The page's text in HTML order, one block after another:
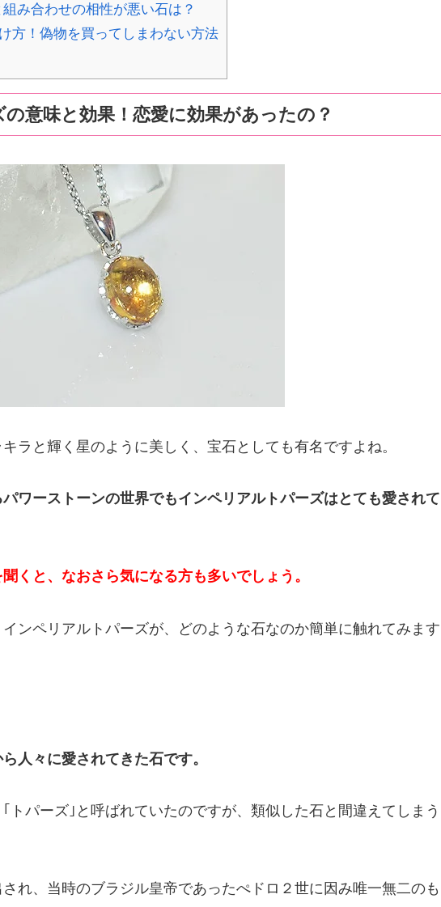
み合わせの相性が悪い石は？
方！偽物を買ってしまわない方法
意味と効果！恋愛に効果があったの？
ラと輝く星のように美しく、宝石としても有名ですよね。
ワーストーンの世界でもインペリアルトパーズはとても愛されて
くと、なおさら気になる方も多いでしょう。
ンペリアルトパーズが、どのような石なのか簡単に触れてみます
人々に愛されてきた石です。
トパーズ｣と呼ばれていたのですが、類似した石と間違えてしまう
れ、当時のブラジル皇帝であったぺドロ２世に因み唯一無二のも